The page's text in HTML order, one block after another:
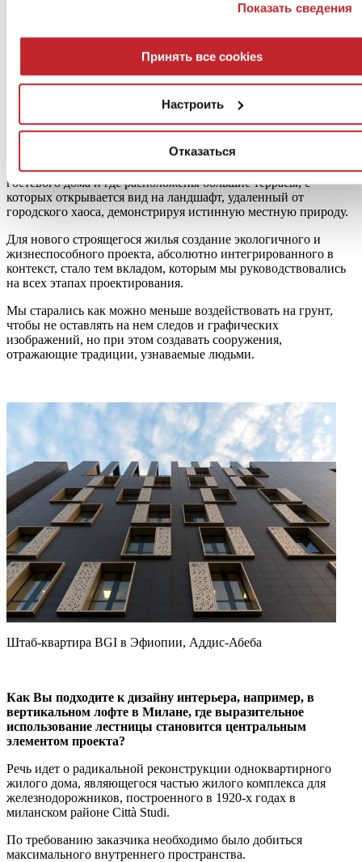
отказаться от всех или некоторых cookiesнажмите
Согласие может быть выражено нажатием клавиши
«Принять все cookies». Если Вы против использования
профилирующих cookies, вы можете отказаться, нажав
Показать сведения
Принять все cookies
Настроить
Отказаться
настоящий городской фасад, технологически продвинутый по
Мы позиционировали себя как настоящийориентир
Аддис-Абебы, создав новое видение градостроительства.
многофункциональное строение, каждый этаж которого
отвечает и соответствует той или иной функции или
мы управляем всеми производственными и транзитными
потоками, до верхних этажей, где расположены квартиры для
гостевого дома и где расположены большие террасы, с
которых открывается вид на ландшафт, удаленный от
городского хаоса, демонстрируя истинную местную природу.
Для нового строящегося жилья создание экологичного и
жизнеспособного проекта, абсолютно интегрированного в
контекст, стало тем вкладом, которым мы руководствовались
на всех этапах проектирования.
Мы старались как можно меньше воздействовать на грунт,
чтобы не оставлять на нем следов и графических
изображений, но при этом создавать сооружения,
отражающие традиции, узнаваемые людьми.
Штаб-квартира BGI в Эфиопии, Аддис-Абеба
Как Вы подходите к дизайну интерьера, например, в
вертикальном лофте в Милане, где выразительное
использование лестницы становится центральным
элементом проекта?
Речь идет о радикальной реконструкции одноквартирного
жилого дома, являющегося частью жилого комплекса для
железнодорожников, построенного в 1920-х годах в
миланском районе Città Studi.
По требованию заказчика необходимо было добиться
максимального внутреннего пространства.